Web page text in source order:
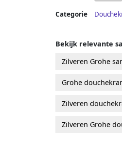
Categorie
Bekijk relevante
Zilveren Grohe
Grohe
Zilveren
Zilveren Grohe